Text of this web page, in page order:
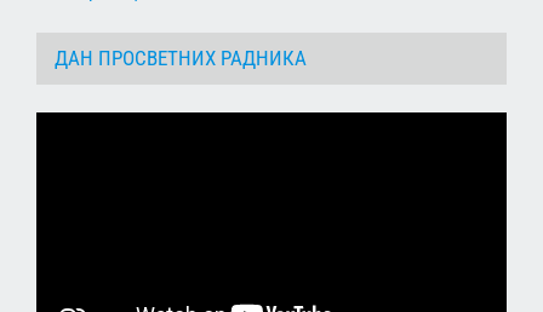
ДАН ПРОСВЕТНИХ РАДНИКА